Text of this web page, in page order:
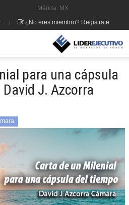
Mérida, MX
¿No eres miembro? Registrate
para una cápsula
J. Azcorra